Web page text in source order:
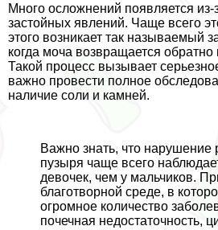
Много осложнений появляется из-
застойных явлений. Чаще всего
этого возникает так называемый
когда моча возвращается
Такой процесс вызывает
важно провести полное
наличие соли и камней.
Важно знать, что нарушение
пузыря чаще всего
девочек, чем у мальчиков.
благотворной среде, в
огромное количество
почечная недостаточность,